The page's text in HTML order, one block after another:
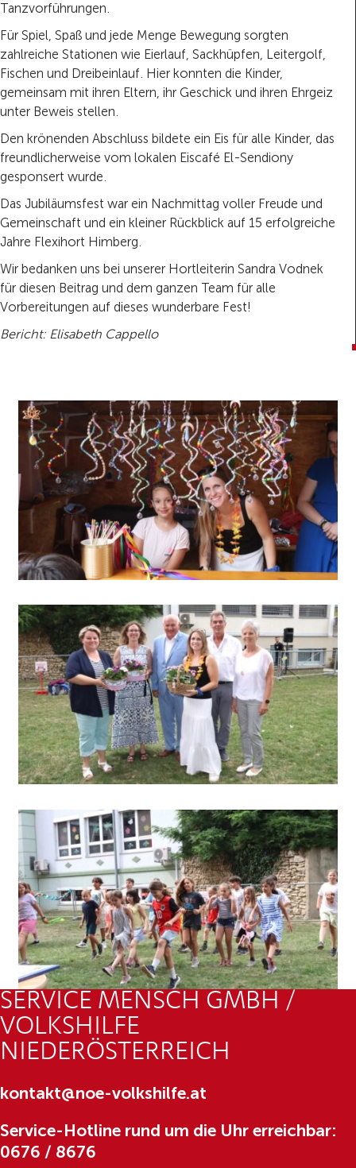
Tanzvorführungen.
Für Spiel, Spaß und jede Menge Bewegung sorgten
zahlreiche Stationen wie Eierlauf, Sackhüpfen, Leitergolf,
Fischen und Dreibeinlauf. Hier konnten die Kinder,
gemeinsam mit ihren Eltern, ihr Geschick und ihren Ehrgeiz
unter Beweis stellen.
Den krönenden Abschluss bildete ein Eis für alle Kinder, das
freundlicherweise vom lokalen Eiscafé El-Sendiony
gesponsert wurde.
Das Jubiläumsfest war ein Nachmittag voller Freude und
Gemeinschaft und ein kleiner Rückblick auf 15 erfolgreiche
Jahre Flexihort Himberg.
Wir bedanken uns bei unserer Hortleiterin Sandra Vodnek
für diesen Beitrag und dem ganzen Team für alle
Vorbereitungen auf dieses wunderbare Fest!
Bericht: Elisabeth Cappello
SERVICE MENSCH GMBH /
VOLKSHILFE
NIEDERÖSTERREICH
kontakt@noe-volkshilfe.at
Service-Hotline rund um die Uhr erreichbar:
0676 / 8676